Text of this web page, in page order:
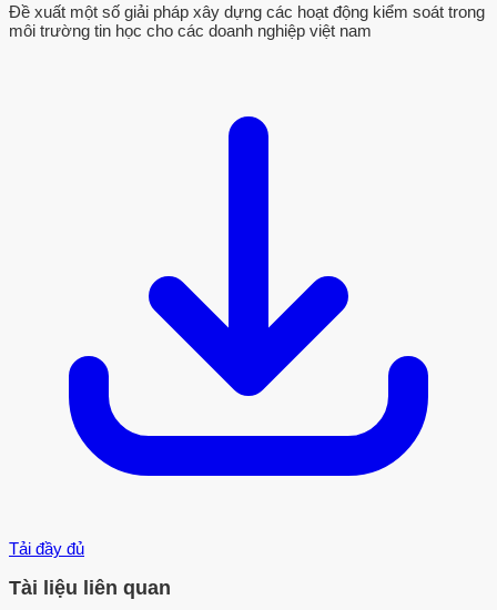
Đề xuất một số giải pháp xây dựng các hoạt động kiểm soát trong
môi trường tin học cho các doanh nghiệp việt nam
Tải đầy đủ
Tài liệu liên quan